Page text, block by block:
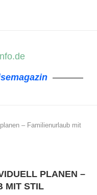
– Familienurlaub mit
PLANEN –
MIT STIL